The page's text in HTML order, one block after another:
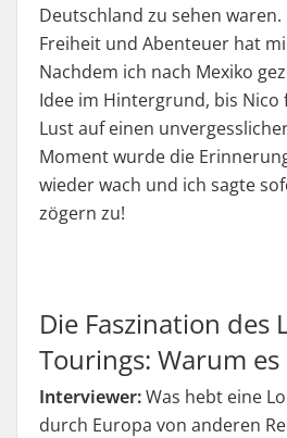
Deutschland zu sehen waren.
Freiheit und Abenteuer hat
Nachdem ich nach Mexiko
Idee im Hintergrund, bis Nico
Lust auf einen
Moment wurde die
wieder wach und ich sagte
zögern zu!
Die Faszination des
Tourings: Warum
Interviewer:Was hebt eine
durch Europa von anderen